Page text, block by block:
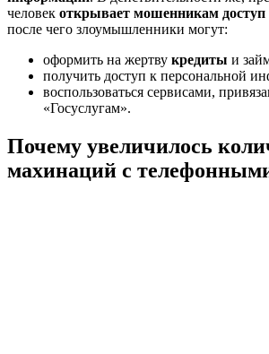
человек открывает мошенникам доступ
после чего злоумышленники могут:
оформить на жертву кредиты и
получить доступ к персональной
воспользоваться сервисами,
«Госуслугам».
Почему увеличилось
махинаций с